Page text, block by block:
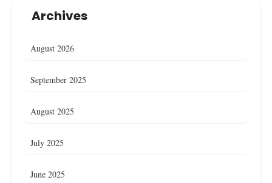
Archives
August 2026
September 2025
August 2025
July 2025
June 2025